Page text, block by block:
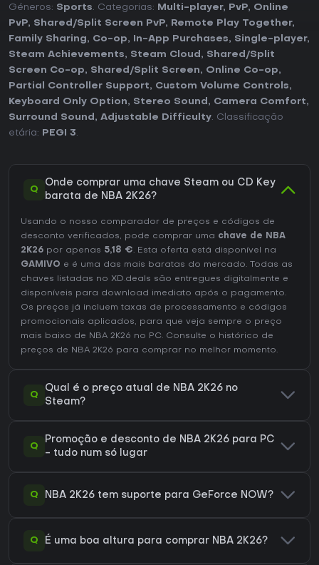
Géneros: Sports. Categorias: Multi-player, PvP, Online
PvP, Shared/Split Screen PvP, Remote Play Together,
Family Sharing, Co-op, In-App Purchases, Single-player,
Steam Achievements, Steam Cloud , Shared/Split
Screen Co-op, Shared/Split Screen, Online Co-op,
Partial Controller Support, Custom Volume Controls,
Keyboard Only Option, Stereo Sound , Camera Comfort,
Surround Sound , Adjustable Difficulty. Classificação
etária:
PEGI 3.
Q
Onde comprar uma chave Steam ou CD Key
barata de NBA 2K26?
Usando o nosso comparador de preços e códigos de
desconto verificados, pode comprar uma chave de NBA
2K26 por apenas 5,18 €. Esta oferta está disponível na
GAMIVO e é uma das mais baratas do mercado. Todas as
chaves listadas no XD.deals são entregues digitalmente e
disponíveis para download imediato após o pagamento.
Os preços já incluem taxas de processamento e códigos
promocionais aplicados, para que veja sempre o preço
mais baixo de NBA 2K26 no PC. Consulte o histórico de
preços de NBA 2K26 para comprar no melhor momento.
Q
Qual é o preço atual de NBA 2K26 no
Steam?
Q
Promoção e desconto de NBA 2K26 para PC
- tudo num só lugar
Q NBA 2K26 tem suporte para GeForce NOW?
Q É uma boa altura para comprar NBA 2K26?